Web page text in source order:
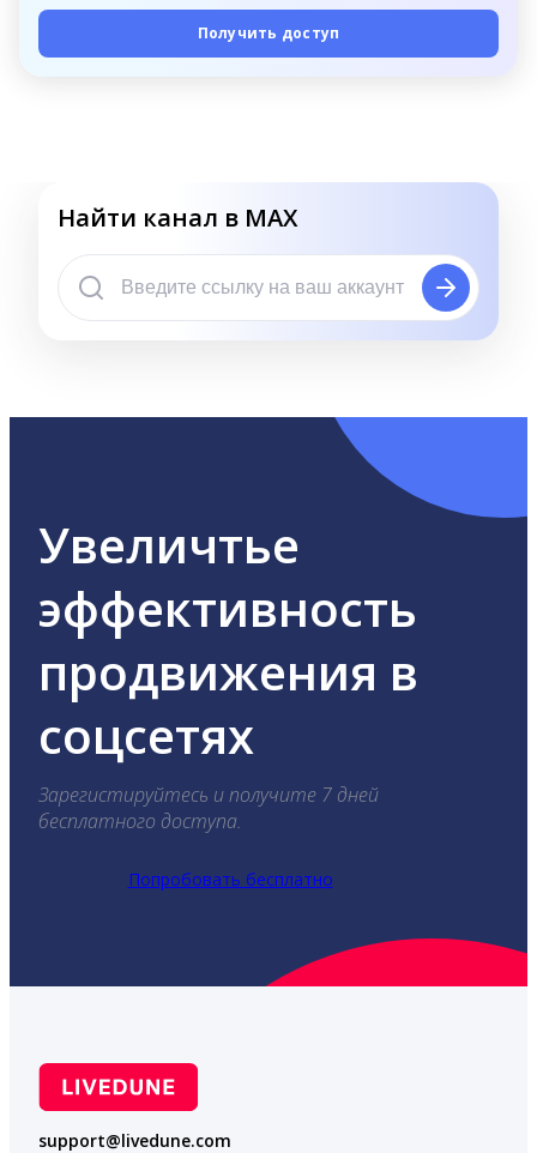
Получить доступ
Найти канал в MAX
Увеличтье
эффективность
продвижения в
соцсетях
Зарегистируйтесь и получите 7 дней
бесплатного доступа.
Попробовать бесплатно
support@livedune.com